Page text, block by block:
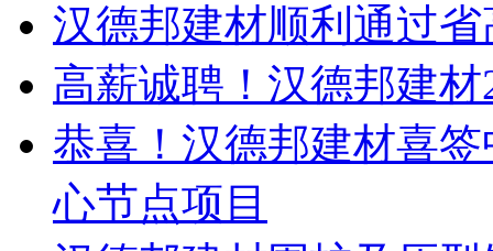
汉德邦建材顺利通过
高薪诚聘！汉德邦建
恭喜！汉德邦建材喜
心节点项目